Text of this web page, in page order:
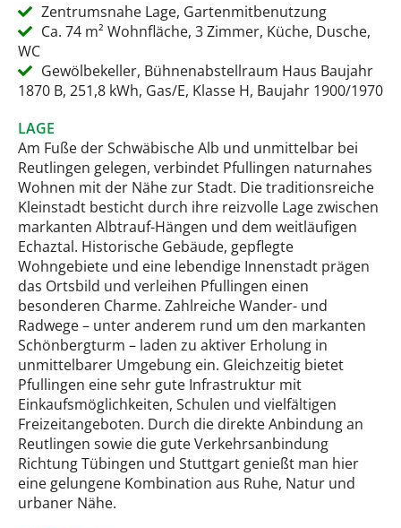
Zentrumsnahe Lage, Gartenmitbenutzung
Ca. 74 m² Wohnfläche, 3 Zimmer, Küche, Dusche,
WC
Gewölbekeller, Bühnenabstellraum Haus Baujahr
1870 B, 251,8 kWh, Gas/E, Klasse H, Baujahr 1900/1970
LAGE
Am Fuße der Schwäbische Alb und unmittelbar bei
Reutlingen gelegen, verbindet Pfullingen naturnahes
Wohnen mit der Nähe zur Stadt. Die traditionsreiche
Kleinstadt besticht durch ihre reizvolle Lage zwischen
markanten Albtrauf-Hängen und dem weitläufigen
Echaztal. Historische Gebäude, gepflegte
Wohngebiete und eine lebendige Innenstadt prägen
das Ortsbild und verleihen Pfullingen einen
besonderen Charme. Zahlreiche Wander- und
Radwege – unter anderem rund um den markanten
Schönbergturm – laden zu aktiver Erholung in
unmittelbarer Umgebung ein. Gleichzeitig bietet
Pfullingen eine sehr gute Infrastruktur mit
Einkaufsmöglichkeiten, Schulen und vielfältigen
Freizeitangeboten. Durch die direkte Anbindung an
Reutlingen sowie die gute Verkehrsanbindung
Richtung Tübingen und Stuttgart genießt man hier
eine gelungene Kombination aus Ruhe, Natur und
urbaner Nähe.